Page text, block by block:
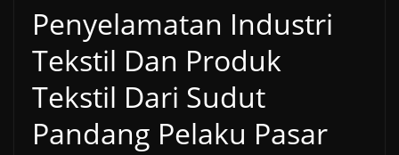
Penyelamatan Industri
Tekstil Dan Produk
Tekstil Dari Sudut
Pandang Pelaku Pasar